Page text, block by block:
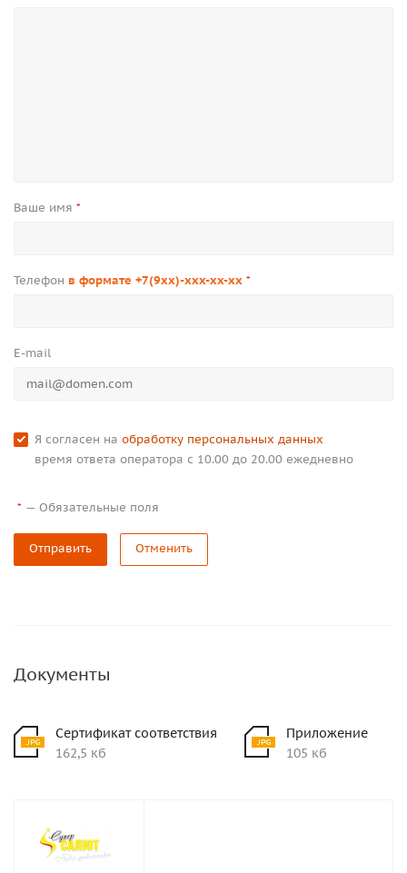
Ваше имя *
Телефон в формате +7(9xx)-xxx-xx-xx *
E-mail
Я согласен на обработку персональных данных
время ответа оператора с 10.00 до 20.00 ежедневно
* — Обязательные поля
Отправить Отменить
Документы
Сертификат соответствия
162,5 кб
Приложение
105 кб